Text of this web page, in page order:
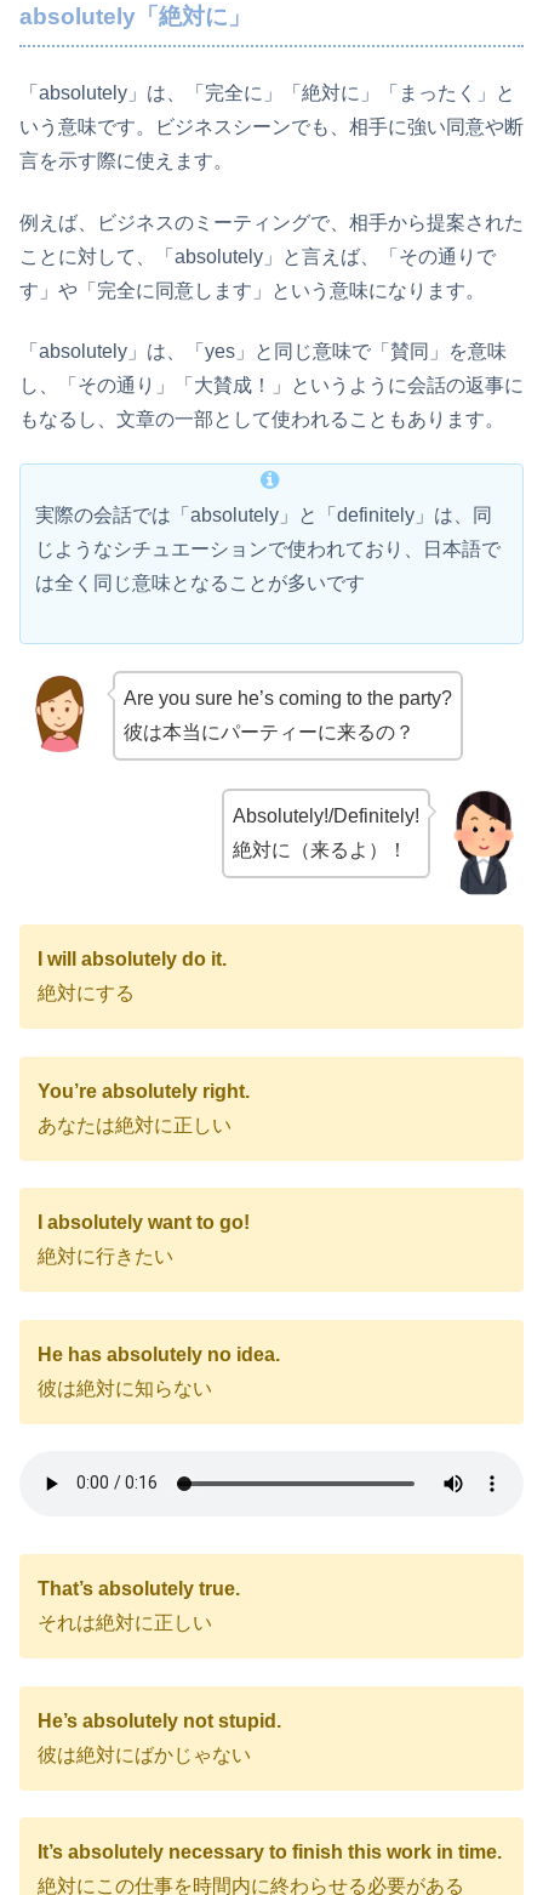
absolutely「絶対に」
「absolutely」は、「完全に」「絶対に」「まったく」と
いう意味です。ビジネスシーンでも、相手に強い同意や断
言を示す際に使えます。
例えば、ビジネスのミーティングで、相手から提案された
ことに対して、「absolutely」と言えば、「その通りで
す」や「完全に同意します」という意味になります。
「absolutely」は、「yes」と同じ意味で「賛同」を意味
し、「その通り」「大賛成！」というように会話の返事に
もなるし、文章の一部として使われることもあります。
実際の会話では「absolutely」と「definitely」は、同
じようなシチュエーションで使われており、日本語で
は全く同じ意味となることが多いです
Are you sure he’s coming to the party?
彼は本当にパーティーに来るの？
Absolutely!/Definitely!
絶対に（来るよ）！
I will absolutely do it.
絶対にする
You’re absolutely right.
あなたは絶対に正しい
I absolutely want to go!
絶対に行きたい
He has absolutely no idea.
彼は絶対に知らない
That’s absolutely true.
それは絶対に正しい
He’s absolutely not stupid.
彼は絶対にばかじゃない
It’s absolutely necessary to finish this work in time.
絶対にこの仕事を時間内に終わらせる必要がある